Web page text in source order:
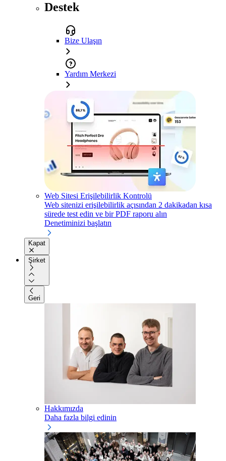
Destek
Bize Ulaşın
Yardım Merkezi
Web Sitesi Erişilebilirlik Kontrolü
Web sitenizi erişilebilirlik açısından 2 dakikadan kısa
sürede test edin ve bir PDF raporu alın
Denetiminizi başlatın
Kapat
Şirket
Geri
Hakkımızda
Daha fazla bilgi edinin